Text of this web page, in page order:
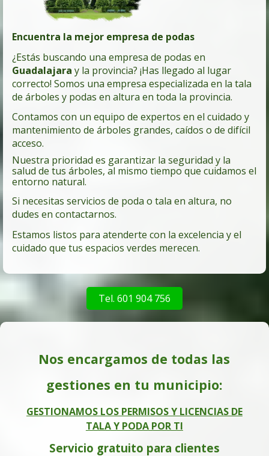
Encuentra la mejor empresa de podas
¿Estás buscando una empresa de podas en
Guadalajara y la provincia? ¡Has llegado al lugar
correcto! Somos una empresa especializada en la tala
de árboles y podas en altura en toda la provincia.
Contamos con un equipo de expertos en el cuidado y
mantenimiento de árboles grandes, caídos o de difícil
acceso.
Nuestra prioridad es garantizar la seguridad y la
salud de tus árboles, al mismo tiempo que cuidamos el
entorno natural.
Si necesitas servicios de poda o tala en altura, no
dudes en contactarnos.
Estamos listos para atenderte con la excelencia y el
cuidado que tus espacios verdes merecen.
Tel. 601 904 756
Nos encargamos de todas las
gestiones en tu municipio:
GESTIONAMOS LOS PERMISOS Y LICENCIAS DE
TALA Y PODA POR TI
Servicio gratuito para clientes